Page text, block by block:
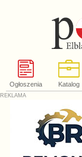
Ogłoszenia Katalog